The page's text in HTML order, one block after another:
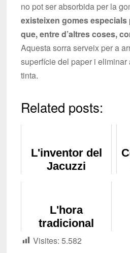
no pot ser absorbida per la
existeixen gomes
que, entre d’altres coses,
Aquesta sorra serveix per a
superfície del paper i
tinta.
Related posts:
L'inventor del
Jacuzzi
L'hora
tradicional
catalana
Visites: 5.582